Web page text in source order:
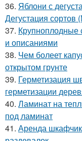
36. Яблони с
Дегустация
37. Крупноплодные
и описаниями
38. Чем болеет
открытом грунте
39. Герметизация
герметизации
40. Ламинат на
под ламинат
41. Аренда